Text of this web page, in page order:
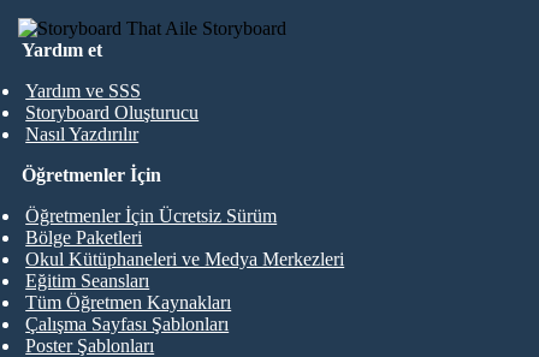
Yardım et
Yardım ve SSS
Storyboard Oluşturucu
Nasıl Yazdırılır
Öğretmenler İçin
Öğretmenler İçin Ücretsiz Sürüm
Bölge Paketleri
Okul Kütüphaneleri ve Medya Merkezleri
Eğitim Seansları
Tüm Öğretmen Kaynakları
Çalışma Sayfası Şablonları
Poster Şablonları